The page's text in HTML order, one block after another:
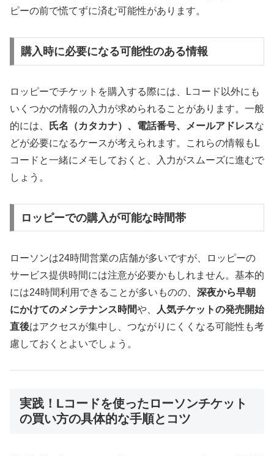
ピーの前で慌てずに済む可能性があります。
購入時に必要になる可能性のある情報
ロッピーでチケットを購入する際には、Lコード以外にも
いくつかの情報の入力が求められることがあります。一般
的には、
氏名（カタカナ）、電話番号、メールアドレスな
どが必要になるケースが考えられます。これらの情報もL
コードと一緒にメモしておくと、入力がスムーズに進むで
しょう。
ロッピーでの購入が可能な時間帯
ローソンは24時間営業の店舗が多いですが、ロッピーの
サービス提供時間には注意が必要かもしれません。基本的
には24時間利用できることが多いものの、 深夜から早朝
にかけてのメンテナンス時間や、
人気チケットの発売開始
直後はアクセスが集中し、つながりにくくなる可能性も考
慮しておくとよいでしょう。
実践！Lコードを使ったローソンチケット
の買い方の具体的な手順とコツ